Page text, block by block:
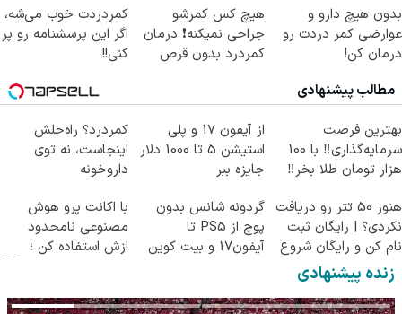
بدون هیچ دارو و
عوارضی کمر دردت رو
درمان کن!
هیچ کس کمرشو
جراحی نمیکنه❗ درمان
کمردرد بدون قرص
کمردردت خوب می‌شه،
اگر این پرسشنامه رو پر
کنی!!
مطالب پیشنهادی
بهترین فرصت
سرمایه‌گذاری‼️ با 100
هزار تومان طلا بخر‼️
از آیفون 17 و پلی
استیشن 5 تا 1000 دلار
جایزه ببر
کمردرد؟ راه‌حلش
اینجاست، نه توی
داروخونه
هنوز 50 تتر رو دریافت
نکردی؟ | رایگان ثبت
نام کن و رایگان شروع
کن!
گردونه شانس بدون
پوچ از PS5 تا
آیفون17 و بیت کوین
با اکانت پرو هوش
مصنوعی نامحدود
ازش استفاده کن ؛
زنده پیشنهادی